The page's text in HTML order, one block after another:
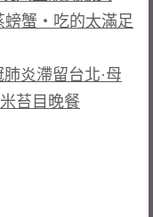
螃蟹・吃的太滿足
炎滯留台北·母
苔目晚餐